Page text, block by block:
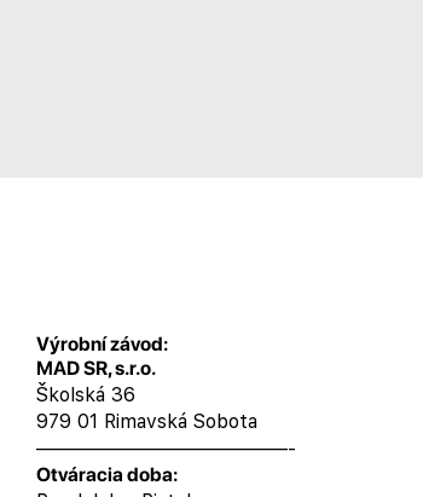
Výrobní závod:
MAD SR, s.r.o.
Školská 36
979 01 Rimavská Sobota
—————————————-
Otváracia doba: